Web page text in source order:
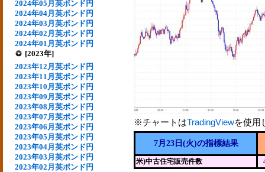
2024年05月英ポンド円
2024年04月英ポンド円
2024年03月英ポンド円
2024年02月英ポンド円
2024年01月英ポンド円
[2023年]
2023年12月英ポンド円
2023年11月英ポンド円
2023年10月英ポンド円
2023年09月英ポンド円
2023年08月英ポンド円
2023年07月英ポンド円
2023年06月英ポンド円
2023年05月英ポンド円
2023年04月英ポンド円
2023年03月英ポンド円
2023年02月英ポンド円
※チャートはTradingViewを使用
7月23日(火)の指標結果
米)中古住宅販売件数